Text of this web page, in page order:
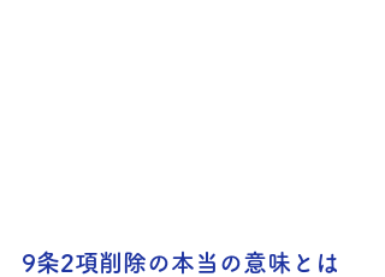
9条2項削除の本当の意味とは